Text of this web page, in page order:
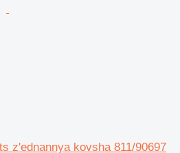
z'ednannya kovsha 811/90697